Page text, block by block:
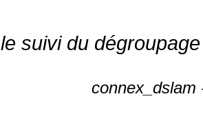
le suivi du
connex_dslam